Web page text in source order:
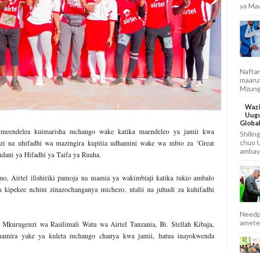
kuimarisha mchango wake katika maendeleo ya jamii kwa
na uhifadhi wa mazingira kupitia udhamini wake wa mbio za ‘Great
ya Hifadhi ya Taifa ya Ruaha.
Airtel ilishiriki pamoja na mamia ya wakimbiaji katika tukio ambalo
nchini zinazochanganya michezo, utalii na juhudi za kuhifadhi
wa Rasilimali Watu wa Airtel Tanzania, Bi. Stellah Kibaja,
yake ya kuleta mchango chanya kwa jamii, hatua inayokwenda
ya
chuo